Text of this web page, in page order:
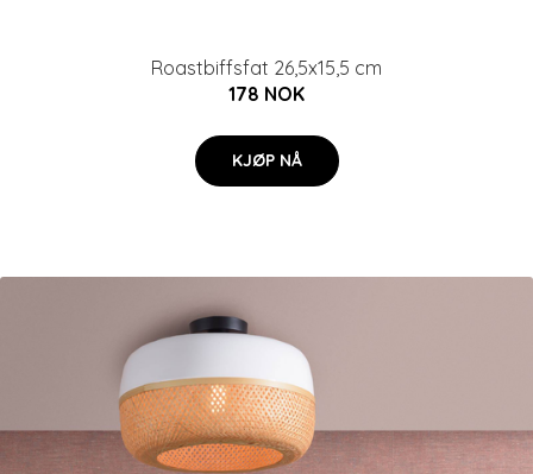
Roastbiffsfat 26,5x15,5 cm
178 NOK
KJØP NÅ